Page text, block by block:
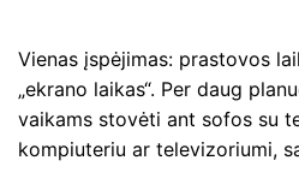
Vienas įspėjimas: prastovos
„ekrano laikas“. Per daug
vaikams stovėti ant sofos su
kompiuteriu ar televizoriumi,